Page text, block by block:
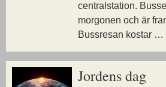
centralstation.
morgonen och är
Bussresan kostar …
Jordens dag